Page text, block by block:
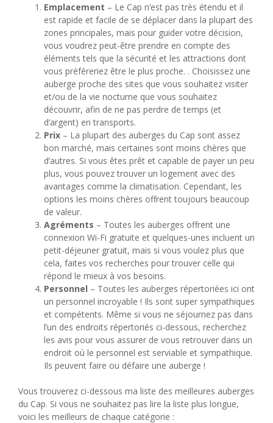
Emplacement – Le Cap n’est pas très étendu et il
est rapide et facile de se déplacer dans la plupart des
zones principales, mais pour guider votre décision,
vous voudrez peut-être prendre en compte des
éléments tels que la sécurité et les attractions dont
vous préféreriez être le plus proche. . Choisissez une
auberge proche des sites que vous souhaitez visiter
et/ou de la vie nocturne que vous souhaitez
découvrir, afin de ne pas perdre de temps (et
d’argent) en transports.
Prix – La plupart des auberges du Cap sont assez
bon marché, mais certaines sont moins chères que
d’autres. Si vous êtes prêt et capable de payer un peu
plus, vous pouvez trouver un logement avec des
avantages comme la climatisation. Cependant, les
options les moins chères offrent toujours beaucoup
de valeur.
Agréments – Toutes les auberges offrent une
connexion Wi-Fi gratuite et quelques-unes incluent un
petit-déjeuner gratuit, mais si vous voulez plus que
cela, faites vos recherches pour trouver celle qui
répond le mieux à vos besoins.
Personnel – Toutes les auberges répertoriées ici ont
un personnel incroyable ! Ils sont super sympathiques
et compétents. Même si vous ne séjournez pas dans
l’un des endroits répertoriés ci-dessous, recherchez
les avis pour vous assurer de vous retrouver dans un
endroit où le personnel est serviable et sympathique.
Ils peuvent faire ou défaire une auberge !
Vous trouverez ci-dessous ma liste des meilleures auberges
du Cap. Si vous ne souhaitez pas lire la liste plus longue,
voici les meilleurs de chaque catégorie :